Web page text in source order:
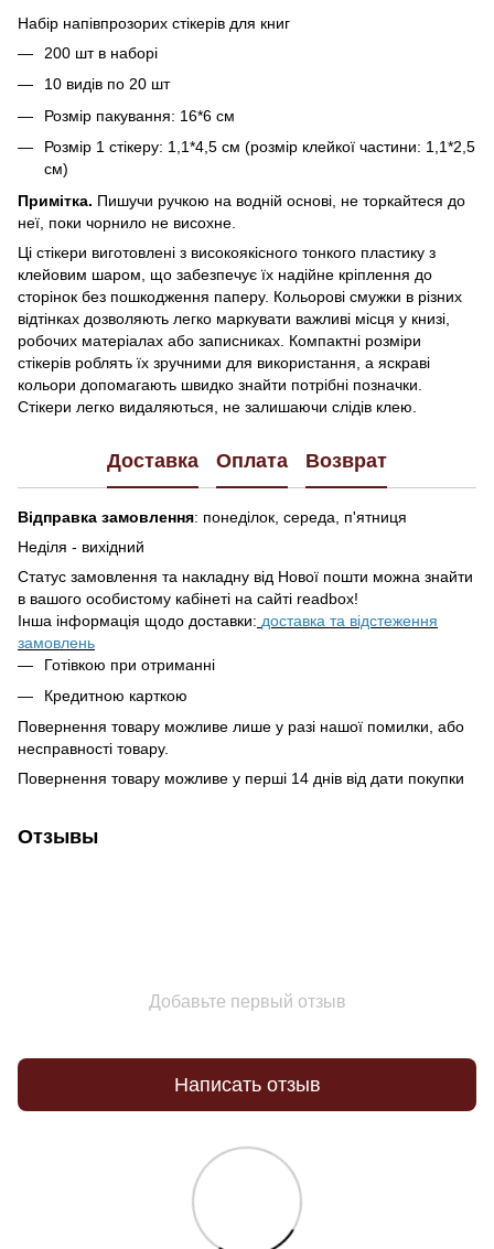
Набір напівпрозорих стікерів для книг
200 шт в наборі
10 видів по 20 шт
Розмір пакування: 16*6 см
Розмір 1 стікеру: 1,1*4,5 см (розмір клейкої частини: 1,1*2,5
см)
Примітка. Пишучи ручкою на водній основі, не торкайтеся до
неї, поки чорнило не висохне.
Ці стікери виготовлені з високоякісного тонкого пластику з
клейовим шаром, що забезпечує їх надійне кріплення до
сторінок без пошкодження паперу. Кольорові смужки в різних
відтінках дозволяють легко маркувати важливі місця у книзі,
робочих матеріалах або записниках. Компактні розміри
стікерів роблять їх зручними для використання, а яскраві
кольори допомагають швидко знайти потрібні позначки.
Стікери легко видаляються, не залишаючи слідів клею.
Доставка Оплата Возврат
Відправка замовлення: понеділок, середа, п'ятниця
Неділя - вихідний
Статус замовлення та накладну від Нової пошти можна знайти
в вашого особистому кабінеті на сайті readbox!
Інша інформація щодо доставки: доставка та відстеження
замовлень
Готівкою при отриманні
Кредитною карткою
Повернення товару можливе лише у разі нашої помилки, або
несправності товару.
Повернення товару можливе у перші 14 днів від дати покупки
Отзывы
Добавьте первый отзыв
Написать отзыв